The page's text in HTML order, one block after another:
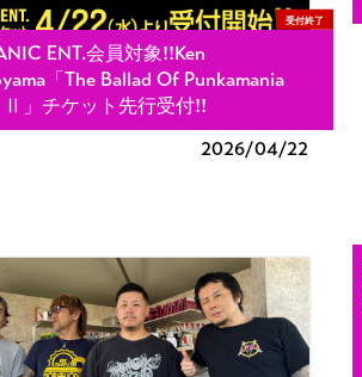
受付終了
ENT.会員対象!!Ken
「The Ballad Of Punkamania
Ⅱ」チケット先行受付!!
2026/04/22